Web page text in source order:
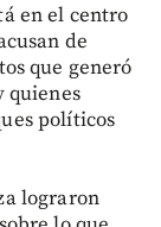
en el centro
de
que generó
quienes
políticos
lograron